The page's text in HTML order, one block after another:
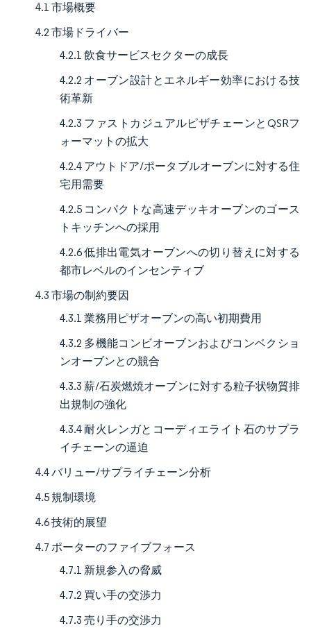
4.1 市場概要
4.2 市場ドライバー
4.2.1 飲食サービスセクターの成長
4.2.2 オーブン設計とエネルギー効率における技
術革新
4.2.3 ファストカジュアルピザチェーンとQSRフ
ォーマットの拡大
4.2.4 アウトドア/ポータブルオーブンに対する住
宅用需要
4.2.5 コンパクトな高速デッキオーブンのゴース
トキッチンへの採用
4.2.6 低排出電気オーブンへの切り替えに対する
都市レベルのインセンティブ
4.3 市場の制約要因
4.3.1 業務用ピザオーブンの高い初期費用
4.3.2 多機能コンビオーブンおよびコンベクショ
ンオーブンとの競合
4.3.3 薪/石炭燃焼オーブンに対する粒子状物質排
出規制の強化
4.3.4 耐火レンガとコーディエライト石のサプラ
イチェーンの逼迫
4.4 バリュー/サプライチェーン分析
4.5 規制環境
4.6 技術的展望
4.7 ポーターのファイブフォース
4.7.1 新規参入の脅威
4.7.2 買い手の交渉力
4.7.3 売り手の交渉力